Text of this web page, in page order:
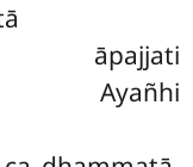
āpajjati
Ayañhi